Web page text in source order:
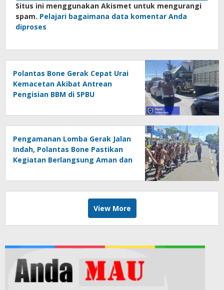
Situs ini menggunakan Akismet untuk mengurangi
spam. Pelajari bagaimana data komentar Anda
diproses
Polantas Bone Gerak Cepat Urai
Kemacetan Akibat Antrean
Pengisian BBM di SPBU
Pengamanan Lomba Gerak Jalan
Indah, Polantas Bone Pastikan
Kegiatan Berlangsung Aman dan
View More